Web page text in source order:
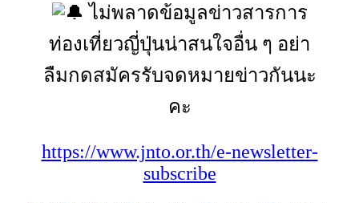
ไม่พลาดข้อมูลข่าวสารการ
ท่องเที่ยวญี่ปุ่นน่าสนใจอื่น ๆ อย่า
ลืมกดสมัครรับจดหมายข่าวกันนะ
คะ
https://www.jnto.or.th/e-newsletter-
subscribe